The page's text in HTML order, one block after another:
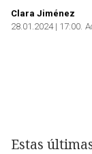
Clara Jiménez
28.01.2024 | 17:00
Estas